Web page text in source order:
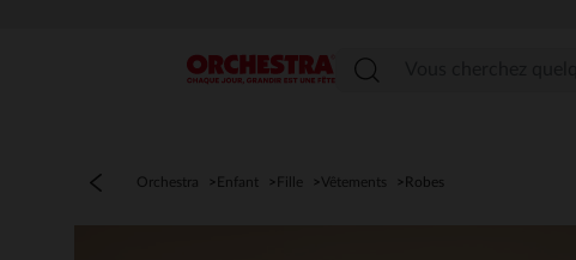
Menu
Orchestra Enfant Fille Vêtements Robes